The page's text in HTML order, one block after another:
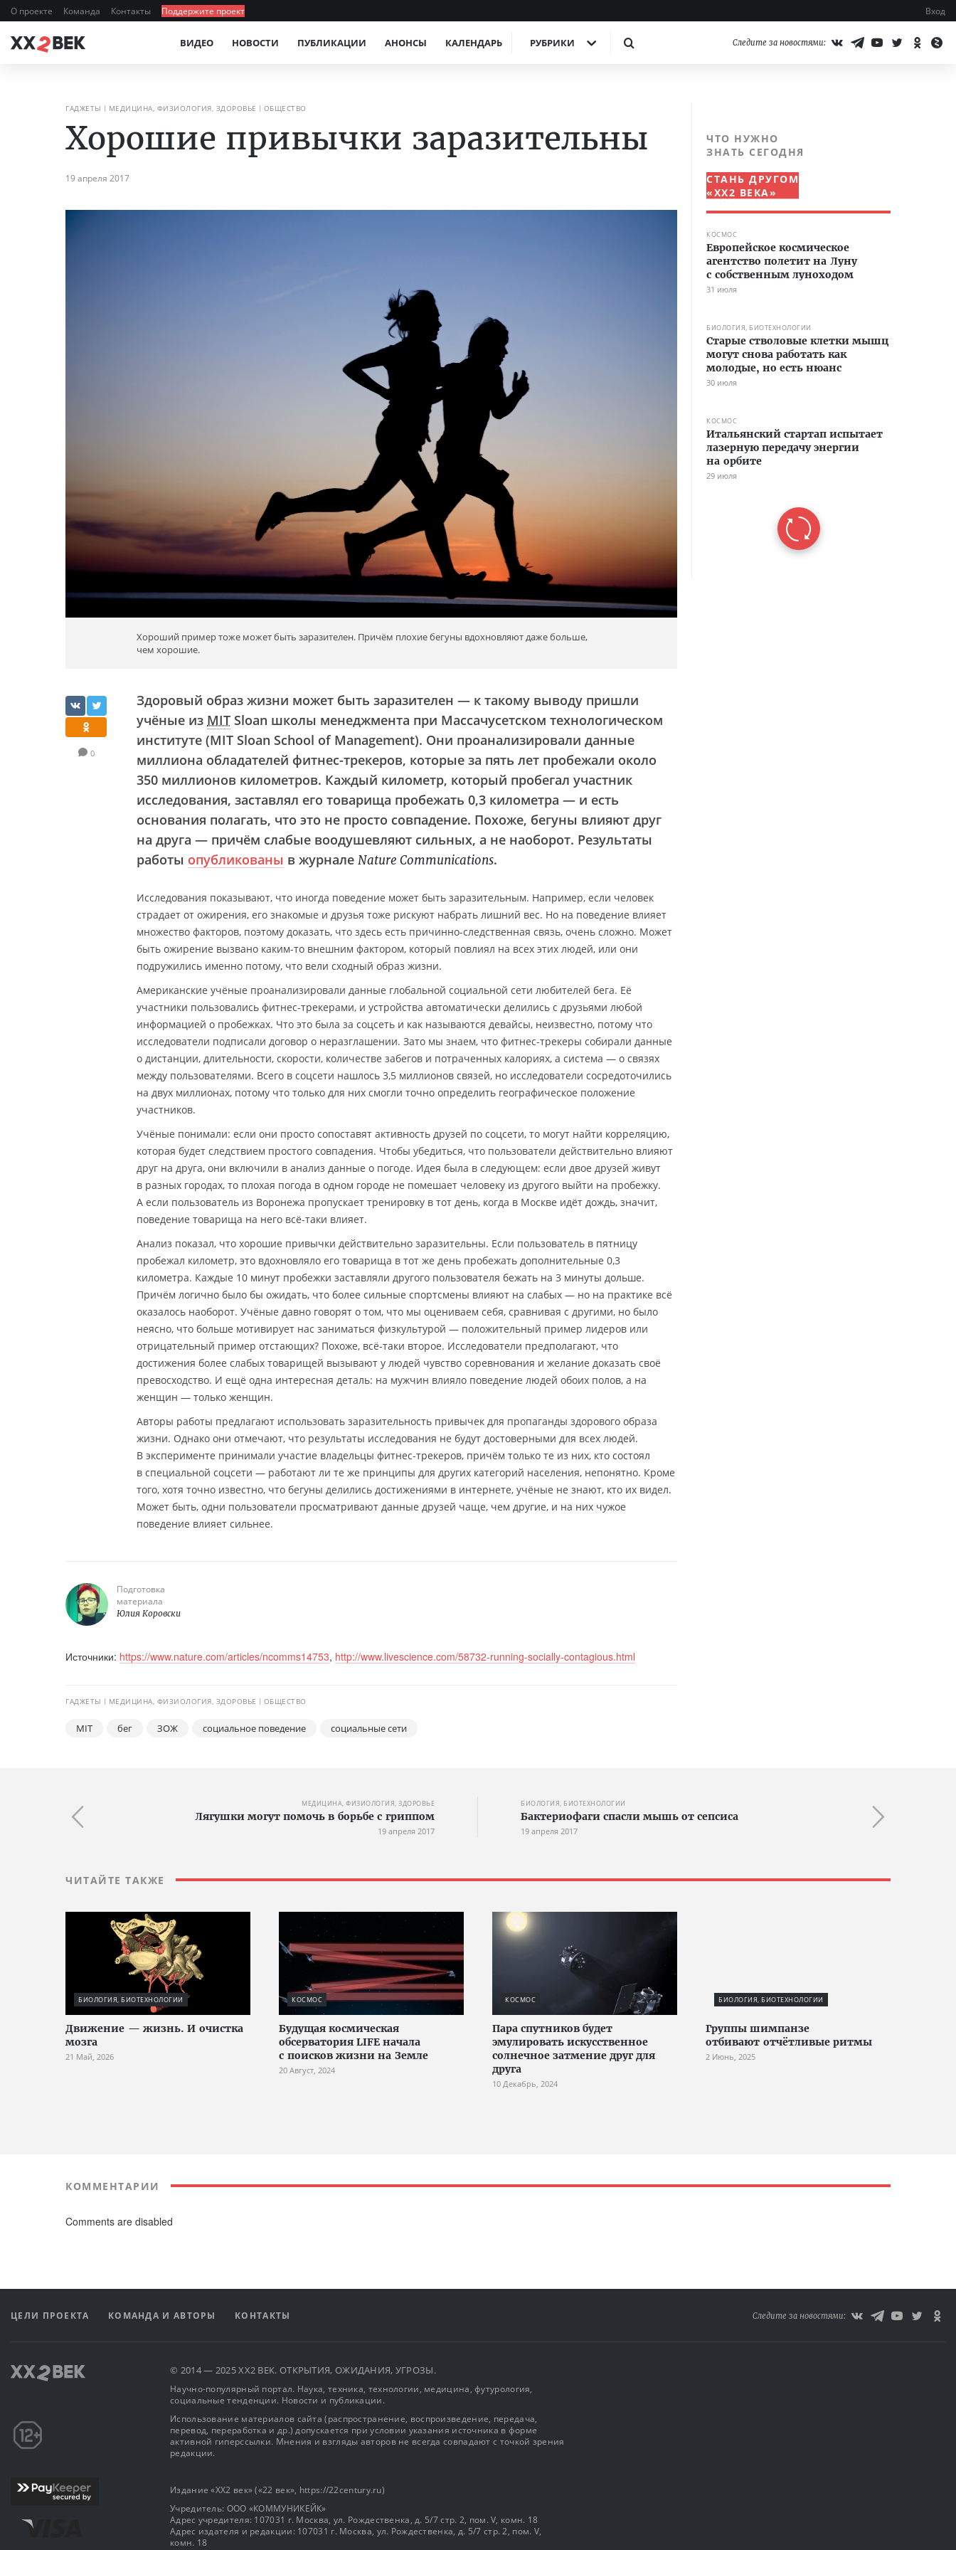
О проекте Команда Контакты Поддержите проект Вход
ВИДЕО НОВОСТИ ПУБЛИКАЦИИ АНОНСЫ КАЛЕНДАРЬ РУБРИКИ Следите за новостями:
ГАДЖЕТЫ МЕДИЦИНА, ФИЗИОЛОГИЯ, ЗДОРОВЬЕ ОБЩЕСТВО
Хорошие привычки заразительны
19 апреля 2017
Хороший пример тоже может быть заразителен. Причём плохие бегуны вдохновляют даже больше,
чем хорошие.
0
Здоровый образ жизни может быть заразителен — к такому выводу пришли
учёные из MIT Sloan школы менеджмента при Массачусетском технологическом
институте (MIT Sloan School of Management). Они проанализировали данные
миллиона обладателей фитнес-трекеров, которые за пять лет пробежали около
350 миллионов километров. Каждый километр, который пробегал участник
исследования, заставлял его товарища пробежать 0,3 километра — и есть
основания полагать, что это не просто совпадение. Похоже, бегуны влияют друг
на друга — причём слабые воодушевляют сильных, а не наоборот. Результаты
работы опубликованы в журнале Nature Communications.
Исследования показывают, что иногда поведение может быть заразительным. Например, если человек
страдает от ожирения, его знакомые и друзья тоже рискуют набрать лишний вес. Но на поведение влияет
множество факторов, поэтому доказать, что здесь есть причинно-следственная связь, очень сложно. Может
быть ожирение вызвано каким-то внешним фактором, который повлиял на всех этих людей, или они
подружились именно потому, что вели сходный образ жизни.
Американские учёные проанализировали данные глобальной социальной сети любителей бега. Её
участники пользовались фитнес-трекерами, и устройства автоматически делились с друзьями любой
информацией о пробежках. Что это была за соцсеть и как называются девайсы, неизвестно, потому что
исследователи подписали договор о неразглашении. Зато мы знаем, что фитнес-трекеры собирали данные
о дистанции, длительности, скорости, количестве забегов и потраченных калориях, а система — о связях
между пользователями. Всего в соцсети нашлось 3,5 миллионов связей, но исследователи сосредоточились
на двух миллионах, потому что только для них смогли точно определить географическое положение
участников.
Учёные понимали: если они просто сопоставят активность друзей по соцсети, то могут найти корреляцию,
которая будет следствием простого совпадения. Чтобы убедиться, что пользователи действительно влияют
друг на друга, они включили в анализ данные о погоде. Идея была в следующем: если двое друзей живут
в разных городах, то плохая погода в одном городе не помешает человеку из другого выйти на пробежку.
А если пользователь из Воронежа пропускает тренировку в тот день, когда в Москве идёт дождь, значит,
поведение товарища на него всё-таки влияет.
Анализ показал, что хорошие привычки действительно заразительны. Если пользователь в пятницу
пробежал километр, это вдохновляло его товарища в тот же день пробежать дополнительные 0,3
километра. Каждые 10 минут пробежки заставляли другого пользователя бежать на 3 минуты дольше.
Причём логично было бы ожидать, что более сильные спортсмены влияют на слабых — но на практике всё
оказалось наоборот. Учёные давно говорят о том, что мы оцениваем себя, сравнивая с другими, но было
неясно, что больше мотивирует нас заниматься физкультурой — положительный пример лидеров или
отрицательный пример отстающих? Похоже, всё-таки второе. Исследователи предполагают, что
достижения более слабых товарищей вызывают у людей чувство соревнования и желание доказать своё
превосходство. И ещё одна интересная деталь: на мужчин влияло поведение людей обоих полов, а на
женщин — только женщин.
Авторы работы предлагают использовать заразительность привычек для пропаганды здорового образа
жизни. Однако они отмечают, что результаты исследования не будут достоверными для всех людей.
В эксперименте принимали участие владельцы фитнес-трекеров, причём только те из них, кто состоял
в специальной соцсети — работают ли те же принципы для других категорий населения, непонятно. Кроме
того, хотя точно известно, что бегуны делились достижениями в интернете, учёные не знают, кто их видел.
Может быть, одни пользователи просматривают данные друзей чаще, чем другие, и на них чужое
поведение влияет сильнее.
Подготовка
материала
Юлия Коровски
Источники: https://www.nature.com/articles/ncomms14753, http://www.livescience.com/58732-running-socially-contagious.html
ГАДЖЕТЫ МЕДИЦИНА, ФИЗИОЛОГИЯ, ЗДОРОВЬЕ ОБЩЕСТВО
MIT бег ЗОЖ социальное поведение социальные сети
ЧТО НУЖНО
ЗНАТЬ СЕГОДНЯ
СТАНЬ ДРУГОМ
«XX2 ВЕКА»
КОСМОС
Европейское космическое
агентство полетит на Луну
с собственным луноходом
31 июля
БИОЛОГИЯ, БИОТЕХНОЛОГИИ
Старые стволовые клетки мышц
могут снова работать как
молодые, но есть нюанс
30 июля
КОСМОС
Итальянский стартап испытает
лазерную передачу энергии
на орбите
29 июля
МЕДИЦИНА, ФИЗИОЛОГИЯ, ЗДОРОВЬЕ
Лягушки могут помочь в борьбе с гриппом
19 апреля 2017
БИОЛОГИЯ, БИОТЕХНОЛОГИИ
Бактериофаги спасли мышь от сепсиса
19 апреля 2017
ЧИТАЙТЕ ТАКЖЕ
БИОЛОГИЯ, БИОТЕХНОЛОГИИ
Движение — жизнь. И очистка
мозга
21 Май, 2026
КОСМОС
Будущая космическая
обсерватория LIFE начала
с поисков жизни на Земле
20 Август, 2024
КОСМОС
Пара спутников будет
эмулировать искусственное
солнечное затмение друг для
друга
10 Декабрь, 2024
БИОЛОГИЯ, БИОТЕХНОЛОГИИ
Группы шимпанзе
отбивают отчётливые ритмы
2 Июнь, 2025
КОММЕНТАРИИ
Comments are disabled
ЦЕЛИ ПРОЕКТА КОМАНДА И АВТОРЫ КОНТАКТЫ Следите за новостями:
© 2014 — 2025 XX2 ВЕК. ОТКРЫТИЯ, ОЖИДАНИЯ, УГРОЗЫ.
Научно-популярный портал. Наука, техника, технологии, медицина, футурология,
социальные тенденции. Новости и публикации.
Использование материалов сайта (распространение, воспроизведение, передача,
перевод, переработка и др.) допускается при условии указания источника в форме
активной гиперссылки. Мнения и взгляды авторов не всегда совпадают с точкой зрения
редакции.
Издание «XX2 век» («22 век», https://22century.ru)
Учредитель: OOO «КОММУНИКЕЙК»
Адрес учредителя: 107031 г. Москва, ул. Рождественка, д. 5/7 стр. 2, пом. V, комн. 18
Адрес издателя и редакции: 107031 г. Москва, ул. Рождественка, д. 5/7 стр. 2, пом. V,
комн. 18